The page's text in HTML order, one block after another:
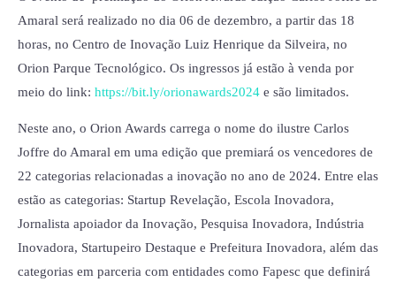
Amaral será realizado no dia 06 de dezembro, a partir das 18
horas, no Centro de Inovação Luiz Henrique da Silveira, no
Orion Parque Tecnológico. Os ingressos já estão à venda por
meio do link: https://bit.ly/orionawards2024 e são limitados.
Neste ano, o Orion Awards carrega o nome do ilustre Carlos
Joffre do Amaral em uma edição que premiará os vencedores de
22 categorias relacionadas a inovação no ano de 2024. Entre elas
estão as categorias: Startup Revelação, Escola Inovadora,
Jornalista apoiador da Inovação, Pesquisa Inovadora, Indústria
Inovadora, Startupeiro Destaque e Prefeitura Inovadora, além das
categorias em parceria com entidades como Fapesc que definirá